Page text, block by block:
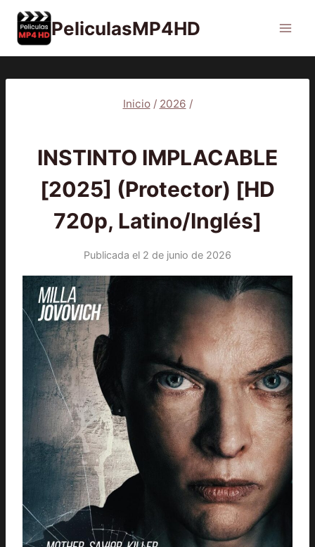
Saltar
contenido
PeliculasMP4HD
Inicio / 2026 /
INSTINTO IMPLACABLE
[2025] (Protector) [HD
720p, Latino/Inglés]
Publicada el 2 de junio de 2026